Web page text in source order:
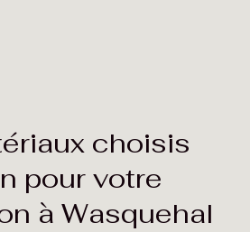
choisis
pour votre
à Wasquehal